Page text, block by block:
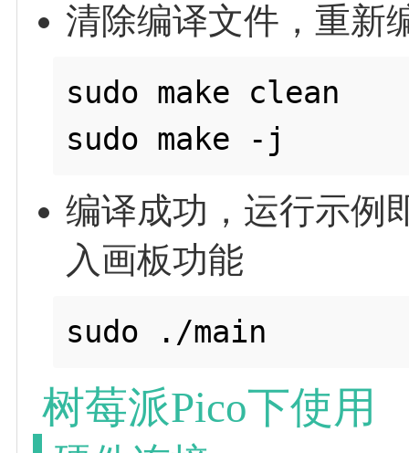
清除编译文件，重新
sudo make clean
编译成功，运行示例
入画板功能
树莓派Pico下使用